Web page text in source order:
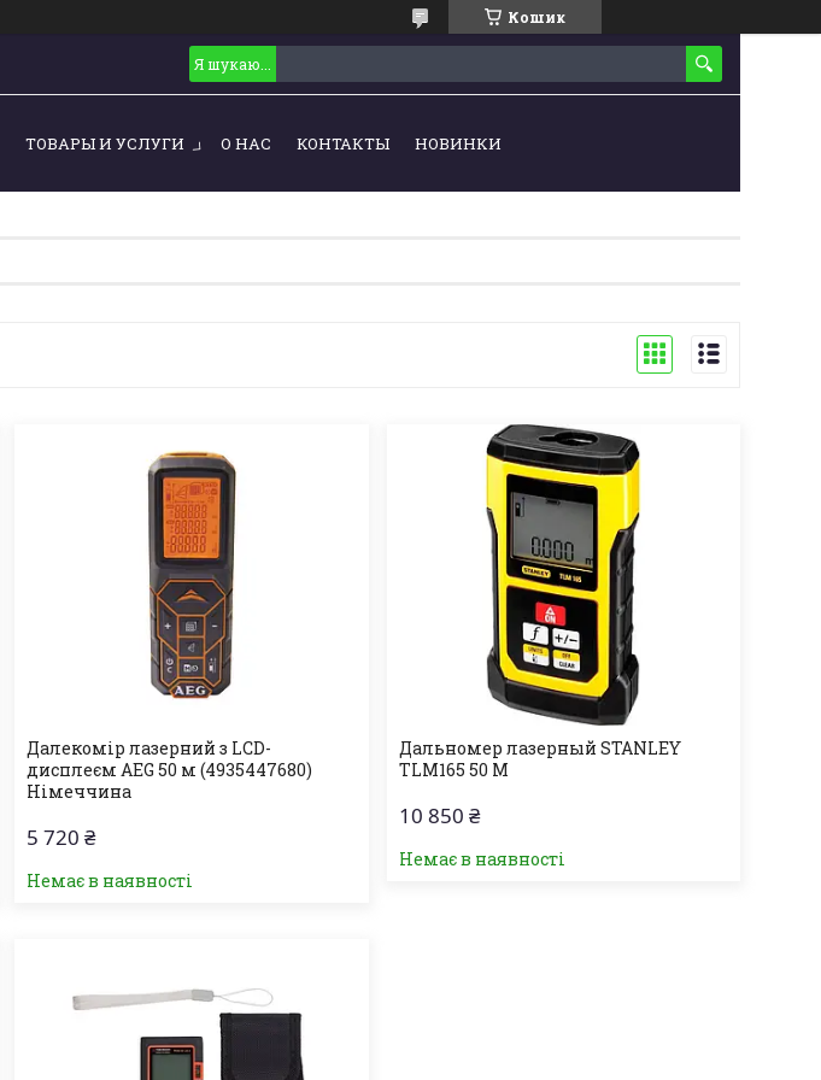
Кошик
ТОВАРЫ И УСЛУГИ О НАС КОНТАКТЫ НОВИНКИ
Далекомір лазерний з LCD-
дисплеєм AEG 50 м (4935447680)
Німеччина
5 720 ₴
Немає в наявності
Дальномер лазерный STANLEY
TLM165 50 М
10 850 ₴
Немає в наявності